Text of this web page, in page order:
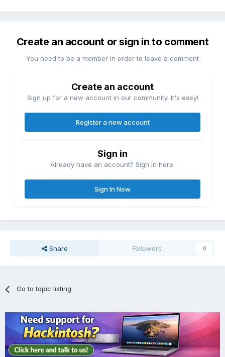
Create an account or sign in to comment
You need to be a member in order to leave a comment
Create an account
Sign up for a new account in our community. It's easy!
Register a new account
Sign in
Already have an account? Sign in here.
Sign In Now
Share Followers 0
Go to topic listing